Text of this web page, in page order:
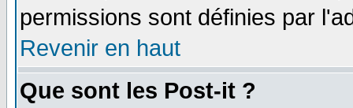
permissions sont définies par
Revenir en haut
Que sont les Post-it ?